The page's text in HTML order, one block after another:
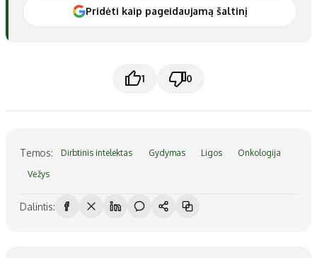
Pridėti kaip pageidaujamą šaltinį
1 0
Temos: Dirbtinis intelektas Gydymas Ligos Onkologija
Vėžys
Dalintis: